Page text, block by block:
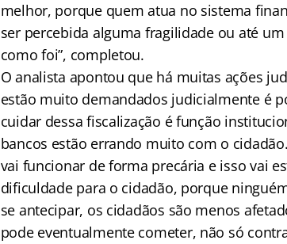
melhor, porque quem atua no sistema
ser percebida alguma fragilidade ou até
como foi”, completou.
O analista apontou que há muitas ações
estão muito demandados judicialmente é
cuidar dessa fiscalização é função
bancos estão errando muito com o
vai funcionar de forma precária e isso vai
dificuldade para o cidadão, porque
se antecipar, os cidadãos são menos
pode eventualmente cometer, não só